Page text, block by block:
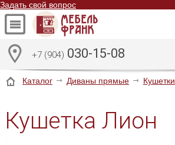
Задать свой вопрос
+7 (904) 030-15-08
Каталог Диваны прямые Кушетки
Кушетка Лион